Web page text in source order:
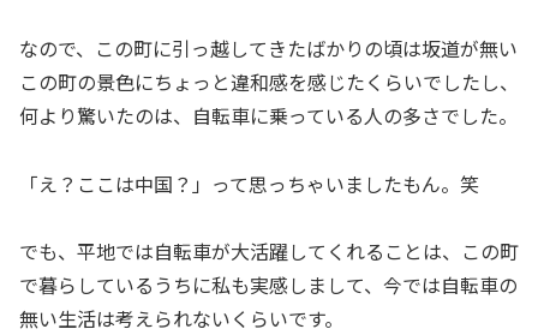
なので、この町に引っ越してきたばかりの頃は坂道が無い
この町の景色にちょっと違和感を感じたくらいでしたし、
何より驚いたのは、自転車に乗っている人の多さでした。
「え？ここは中国？」って思っちゃいましたもん。笑
でも、平地では自転車が大活躍してくれることは、この町
で暮らしているうちに私も実感しまして、今では自転車の
無い生活は考えられないくらいです。